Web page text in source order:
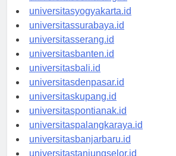
universitassemarang.id
universitasyogyakarta.id
universitassurabaya.id
universitasserang.id
universitasbanten.id
universitasbali.id
universitasdenpasar.id
universitaskupang.id
universitaspontianak.id
universitaspalangkaraya.id
universitasbanjarbaru.id